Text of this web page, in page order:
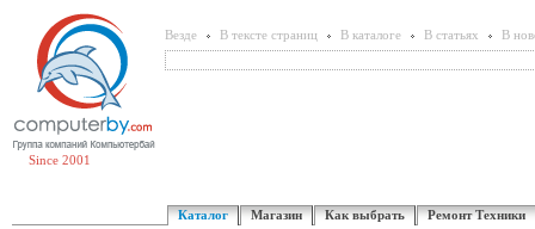
Since 2001
Везде В тексте страниц В каталоге В статьях В
Каталог Магазин Как выбрать Ремонт Техники